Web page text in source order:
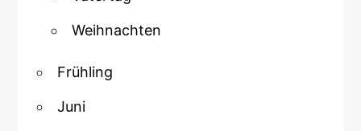
Weihnachten
Frühling
Juni